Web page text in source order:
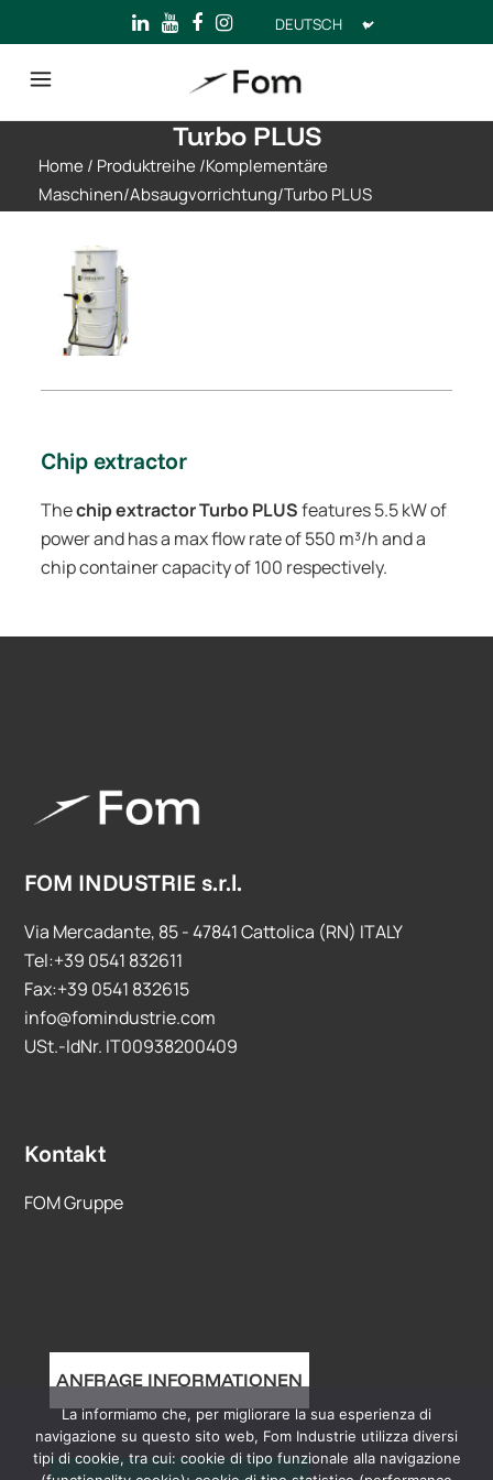
Sprache
auswählen
Turbo PLUS
Home / Produktreihe /Komplementäre
Maschinen/Absaugvorrichtung/Turbo PLUS
Chip extractor
Thechip extractor Turbo PLUSfeatures 5.5 kW of
power and has a max flow rate of 550 m³/h and a
chip container capacity of 100 respectively.
FOM INDUSTRIE s.r.l.
Via Mercadante, 85 - 47841 Cattolica (RN) ITALY
Tel:+39 0541 832611
Fax:+39 0541 832615
info@fomindustrie.com
USt.-IdNr. IT00938200409
Kontakt
FOM Gruppe
ANFRAGE INFORMATIONEN
La informiamo che, per migliorare la sua esperienza di
navigazione su questo sito web, Fom Industrie utilizza diversi
tipi di cookie, tra cui: cookie di tipo funzionale alla navigazione